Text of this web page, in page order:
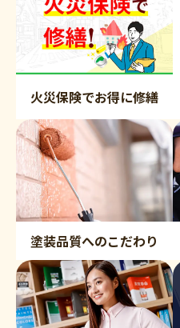
火災保険でお得に修繕
塗装品質へのこだわり